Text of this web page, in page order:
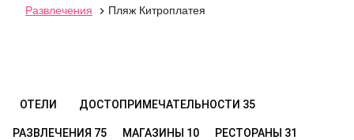
Развлечения
 Пляж Китроплатея
ОТЕЛИ ДОСТОПРИМЕЧАТЕЛЬНОСТИ 35
РАЗВЛЕЧЕНИЯ 75 МАГАЗИНЫ 10 РЕСТОРАНЫ 31